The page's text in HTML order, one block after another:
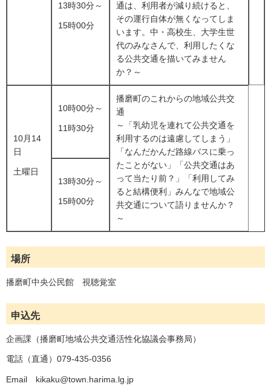
13時30分～
15時00分
通は、利用者が減り続けると、
その運行自体が無くなってしま
います。中・高校生、大学生世
代のみなさんで、利用したくな
る公共交通を描いてみません
か？～
10月14
日
土曜日
10時00分～
11時30分
播磨町のこれからの地域公共交
通
～「乳幼児を連れて公共交通を
利用するのは遠慮してしまう」
「なんだかんだ路線バスに乗っ
たことがない」「公共交通はあ
って当たり前？」「利用してみ
ると結構便利」みんなで地域公
共交通について語りませんか？
～
13時30分～
15時00分
場所
播磨町中央公民館 視聴覚室
申込先
企画課（播磨町地域公共交通活性化協議会事務局）
電話（直通）079-435-0356
Email kikaku@town.harima.lg.jp